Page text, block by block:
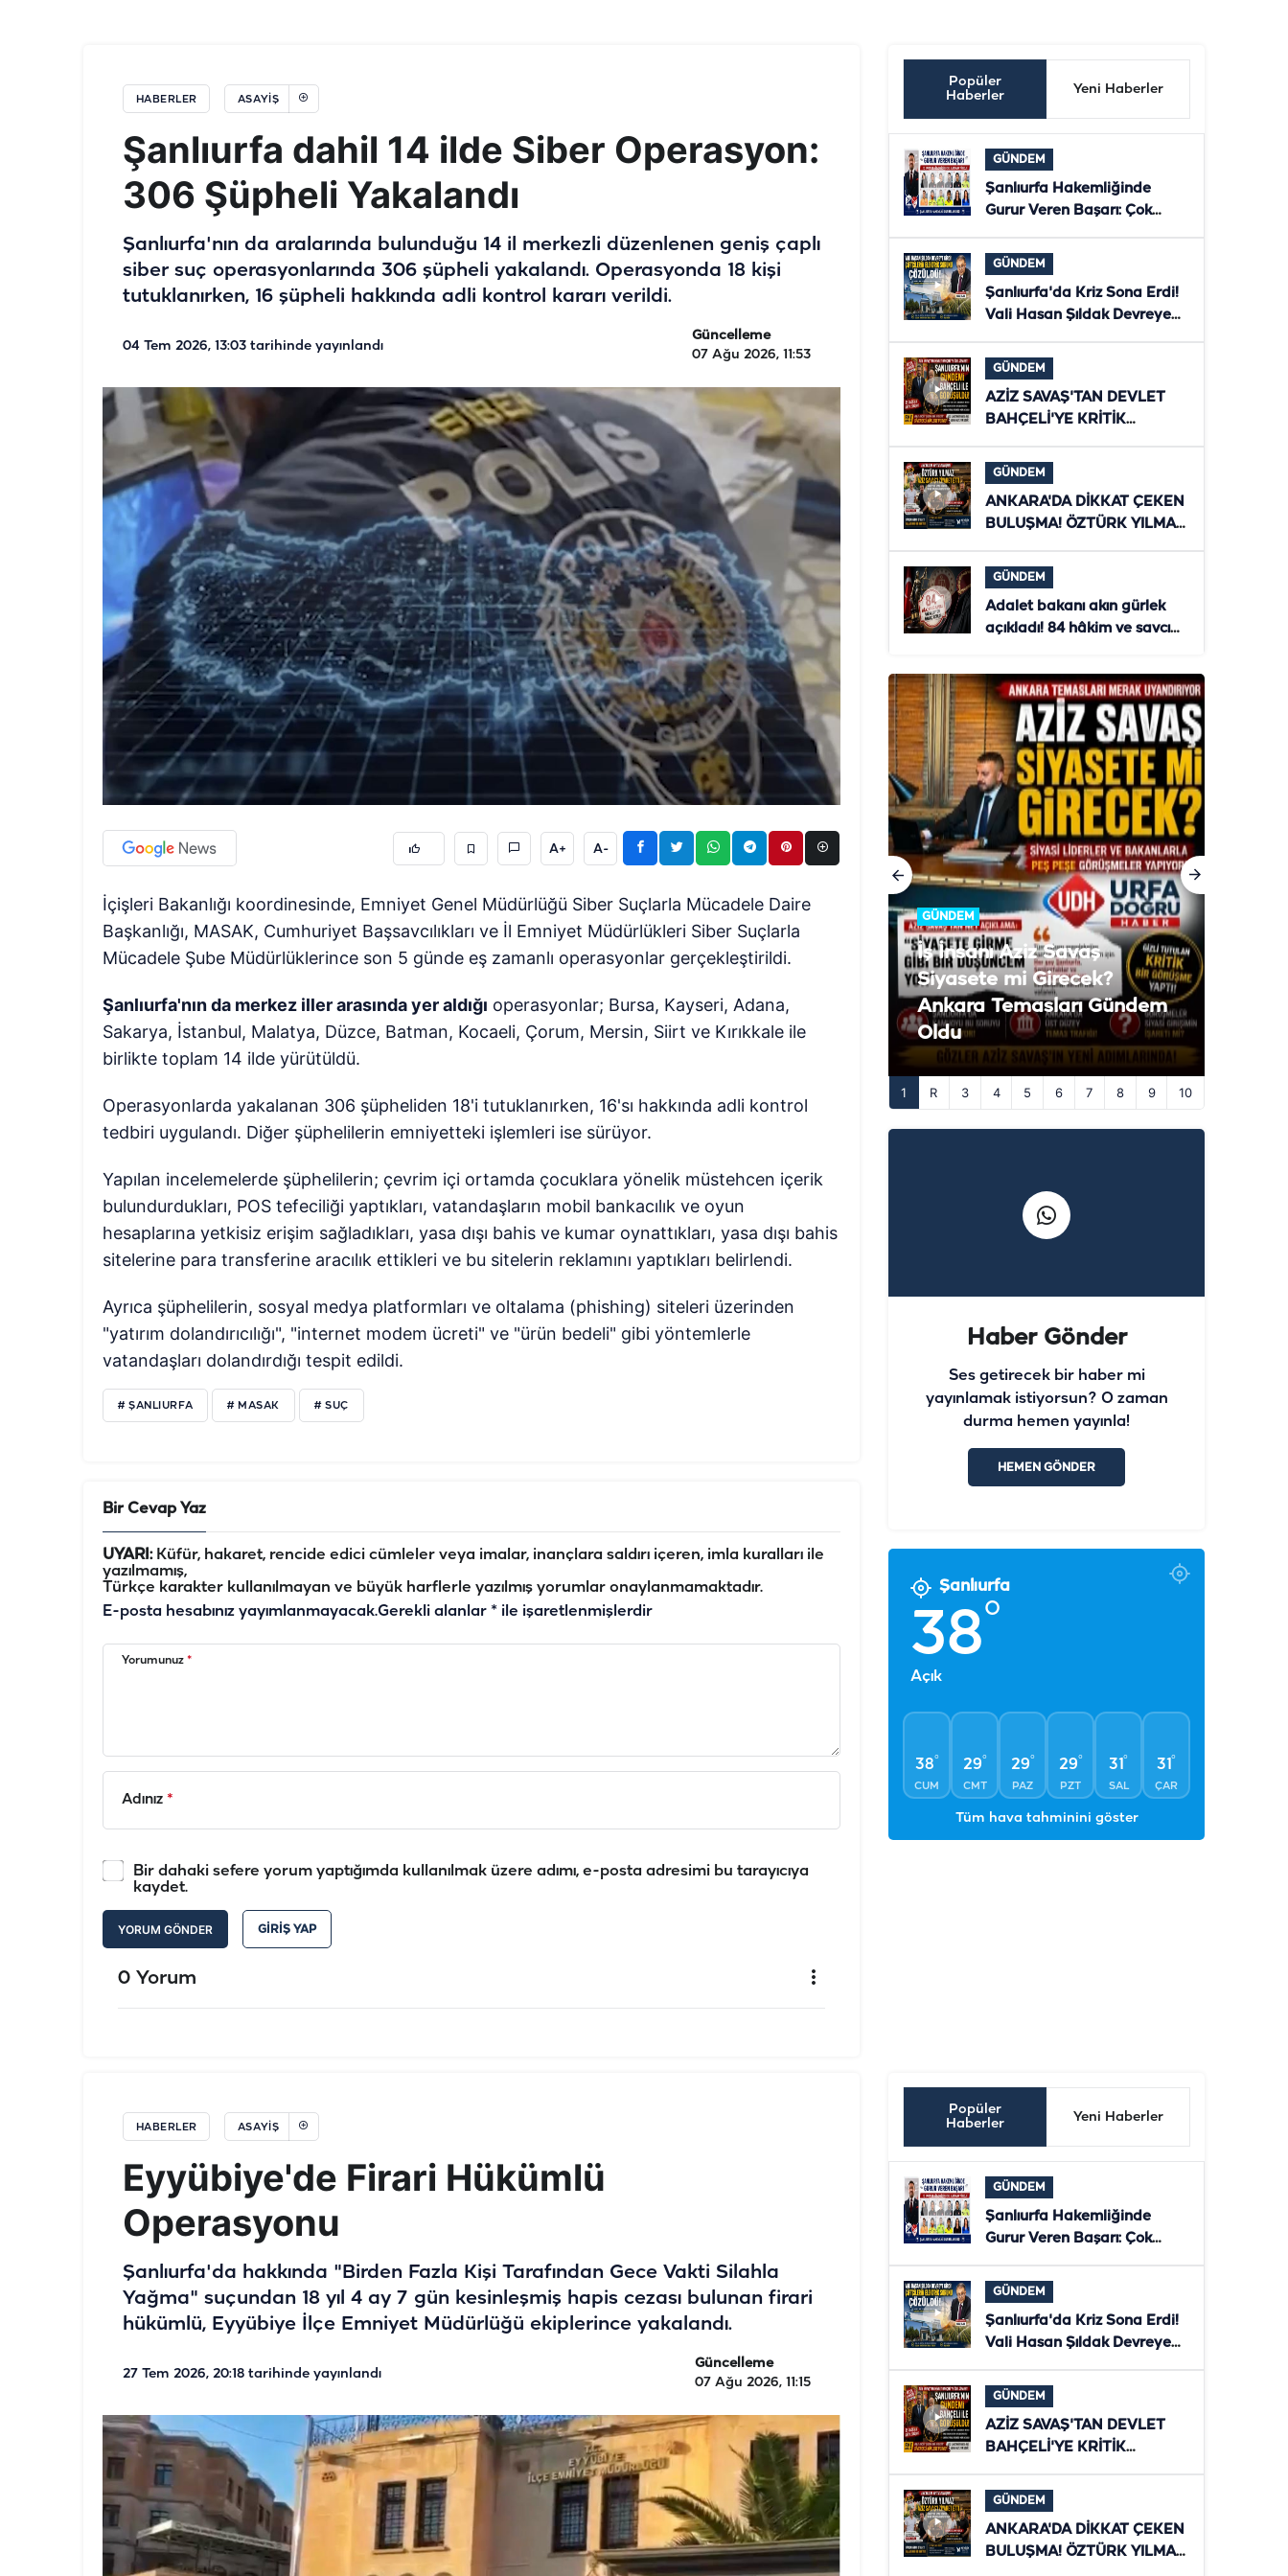
HABERLER ASAYİŞ
Şanlıurfa dahil 14 ilde Siber Operasyon:
306 Şüpheli Yakalandı
Şanlıurfa'nın da aralarında bulunduğu 14 il merkezli düzenlenen geniş çaplı
siber suç operasyonlarında 306 şüpheli yakalandı. Operasyonda 18 kişi
tutuklanırken, 16 şüpheli hakkında adli kontrol kararı verildi.
04 Tem 2026, 13:03 tarihinde yayınlandı
Güncelleme
07 Ağu 2026, 11:53
A+ A-
İçişleri Bakanlığı koordinesinde, Emniyet Genel Müdürlüğü Siber Suçlarla Mücadele Daire
Başkanlığı, MASAK, Cumhuriyet Başsavcılıkları ve İl Emniyet Müdürlükleri Siber Suçlarla
Mücadele Şube Müdürlüklerince son 5 günde eş zamanlı operasyonlar gerçekleştirildi.
Şanlıurfa'nın da merkez iller arasında yer aldığı operasyonlar; Bursa, Kayseri, Adana,
Sakarya, İstanbul, Malatya, Düzce, Batman, Kocaeli, Çorum, Mersin, Siirt ve Kırıkkale ile
birlikte toplam 14 ilde yürütüldü.
Operasyonlarda yakalanan 306 şüpheliden 18'i tutuklanırken, 16'sı hakkında adli kontrol
tedbiri uygulandı. Diğer şüphelilerin emniyetteki işlemleri ise sürüyor.
Yapılan incelemelerde şüphelilerin; çevrim içi ortamda çocuklara yönelik müstehcen içerik
bulundurdukları, POS tefeciliği yaptıkları, vatandaşların mobil bankacılık ve oyun
hesaplarına yetkisiz erişim sağladıkları, yasa dışı bahis ve kumar oynattıkları, yasa dışı bahis
sitelerine para transferine aracılık ettikleri ve bu sitelerin reklamını yaptıkları belirlendi.
Ayrıca şüphelilerin, sosyal medya platformları ve oltalama (phishing) siteleri üzerinden
"yatırım dolandırıcılığı", "internet modem ücreti" ve "ürün bedeli" gibi yöntemlerle
vatandaşları dolandırdığı tespit edildi.
# ŞANLIURFA # MASAK # SUÇ
Bir Cevap Yaz
UYARI:Küfür, hakaret, rencide edici cümleler veya imalar, inançlara saldırı içeren, imla kuralları ile
yazılmamış,
Türkçe karakter kullanılmayan ve büyük harflerle yazılmış yorumlar onaylanmamaktadır.
E-posta hesabınız yayımlanmayacak.Gerekli alanlar * ile işaretlenmişlerdir
Yorumunuz *
Adınız *
Bir dahaki sefere yorum yaptığımda kullanılmak üzere adımı, e-posta adresimi bu tarayıcıya
kaydet.
YORUM GÖNDER GIRIŞ YAP
0 Yorum
Popüler
Haberler
Yeni Haberler
GÜNDEM
Şanlıurfa Hakemliğinde
Gurur Veren Başarı: Çok
Bölgesel Klasmana Yükseldi
GÜNDEM
Şanlıurfa'da Kriz Sona Erdi!
Vali Hasan Şıldak Devreye
Yeniden Verildi
GÜNDEM
AZİZ SAVAŞ'TAN DEVLET
BAHÇELİ'YE KRİTİK
YENİ DÖNEMİ MASAYA
YATIRILDI
GÜNDEM
ANKARA'DA DİKKAT ÇEKEN
BULUŞMA! ÖZTÜRK YILMAZ
TÜRKİYE'NİN GELECEĞİNİ
MASAYA YATIRDI
GÜNDEM
Adalet bakanı akın gürlek
açıkladı! 84 hâkim ve savcı
GÜNDEM
İş İnsanı Aziz Savaş
Siyasete mi Girecek?
Ankara Temasları Gündem
Oldu
1 3 4 5 6 7 8 9 10
Haber Gönder
Ses getirecek bir haber mi
yayınlamak istiyorsun? O zaman
durma hemen yayınla!
HEMEN GÖNDER
Şanlıurfa
38°
Açık
38°
CUM
29°
CMT
29°
PAZ
29°
PZT
31°
SAL
31°
ÇAR
Tüm hava tahminini göster
HABERLER ASAYİŞ
Eyyübiye'de Firari Hükümlü
Operasyonu
Şanlıurfa'da hakkında "Birden Fazla Kişi Tarafından Gece Vakti Silahla
Yağma" suçundan 18 yıl 4 ay 7 gün kesinleşmiş hapis cezası bulunan firari
hükümlü, Eyyübiye İlçe Emniyet Müdürlüğü ekiplerince yakalandı.
27 Tem 2026, 20:18 tarihinde yayınlandı
Güncelleme
07 Ağu 2026, 11:15
Popüler
Haberler
Yeni Haberler
GÜNDEM
Şanlıurfa Hakemliğinde
Gurur Veren Başarı: Çok
Sayıda Hakem ve Gözlemci
Bölgesel Klasmana Yükseldi
GÜNDEM
Şanlıurfa'da Kriz Sona Erdi!
Vali Hasan Şıldak Devreye
Girdi, Çiftçilerin Elektriği
Yeniden Verildi
GÜNDEM
AZİZ SAVAŞ'TAN DEVLET
BAHÇELİ'YE KRİTİK
ZİYARET! ŞANLIURFA'NIN
YENİ DÖNEMİ MASAYA
YATIRILDI
GÜNDEM
ANKARA'DA DİKKAT ÇEKEN
BULUŞMA! ÖZTÜRK YILMAZ